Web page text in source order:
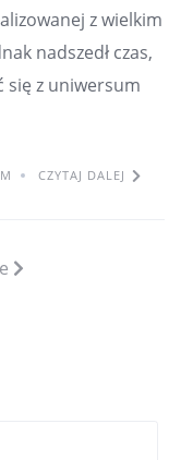
z wielkim
nadszedł czas,
się z uniwersum
CZYTAJ DALEJ